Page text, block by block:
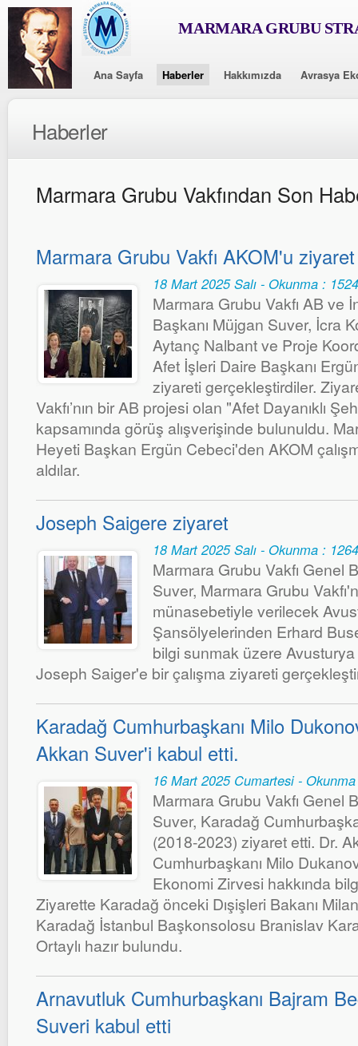
MARMARA GRUBU
Ana Sayfa Haberler Hakkımızda Avrasya
Haberler
Marmara Grubu Vakfından Son
Marmara Grubu Vakfı AKOM'u
18 Mart 2025 Salı - Okunma : 1524
Marmara Grubu Vakfı AB ve
Başkanı Müjgan Suver, İcra
Aytanç Nalbant ve Proje
Afet İşleri Daire Başkanı
ziyareti gerçekleştirdiler.
Vakfı’nın bir AB projesi olan "Afet Dayanıklı
kapsamında görüş alışverişinde bulunuldu.
Heyeti Başkan Ergün Cebeci'den AKOM
aldılar.
Joseph Saigere ziyaret
18 Mart 2025 Salı - Okunma : 1264
Marmara Grubu Vakfı Genel
Suver, Marmara Grubu
münasebetiyle verilecek
Şansölyelerinden Erhard
bilgi sunmak üzere
Joseph Saiger'e bir çalışma ziyareti
Karadağ Cumhurbaşkanı Milo
Akkan Suver'i kabul etti.
16 Mart 2025 Cumartesi -
Marmara Grubu Vakfı Genel
Suver, Karadağ
(2018-2023) ziyaret etti. Dr.
Cumhurbaşkanı Milo
Ekonomi Zirvesi hakkında
Ziyarette Karadağ önceki Dışişleri Bakanı
Karadağ İstanbul Başkonsolosu Branislav
Ortaylı hazır bulundu.
Arnavutluk Cumhurbaşkanı Bajram
Suveri kabul etti